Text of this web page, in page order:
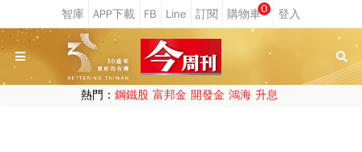
0
熱門： 鋼鐵股 富邦金 開發金 鴻海 升息